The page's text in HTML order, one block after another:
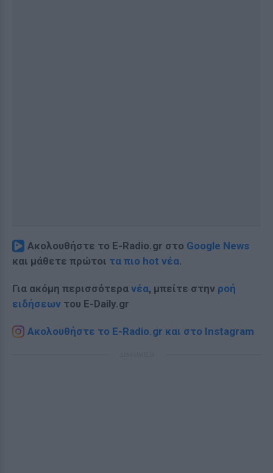
Ακολουθήστε το E-Radio.gr στο Google News
και μάθετε πρώτοι τα πιο hot νέα.
Για ακόμη περισσότερα νέα, μπείτε στην ροή
ειδήσεων του E-Daily.gr
Ακολουθήστε το E-Radio.gr και στο Instagram